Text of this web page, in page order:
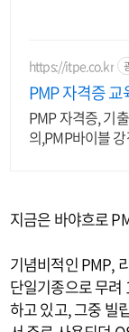
https://itpe.co.kr
PMP 자격증
저자 직강강의
PMP 자격증, 기
의,PMP바이블
지금은 바야흐로
기념비적인 PMP,
단일기종으로 무려
하고 있고, 그중 빌